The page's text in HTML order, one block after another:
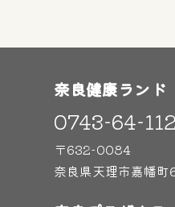
奈良健康ランド
0743-64-
〒632-0084
奈良県天理市嘉幡町